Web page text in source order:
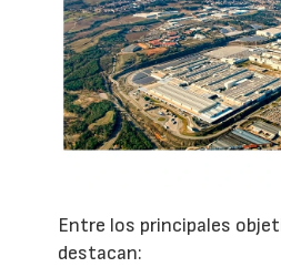
Entre los principales
destacan: